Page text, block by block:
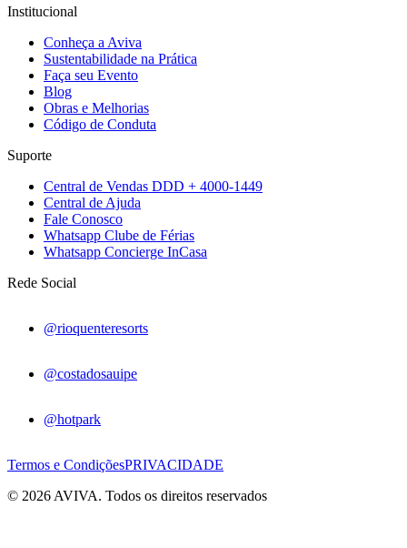
Institucional
Conheça a Aviva
Sustentabilidade na Prática
Faça seu Evento
Blog
Obras e Melhorias
Código de Conduta
Suporte
Central de Vendas DDD + 4000-1449
Central de Ajuda
Fale Conosco
Whatsapp Clube de Férias
Whatsapp Concierge InCasa
Rede Social
@rioquenteresorts
@costadosauipe
@hotpark
Termos e CondiçõesPRIVACIDADE
© 2026 AVIVA. Todos os direitos reservados